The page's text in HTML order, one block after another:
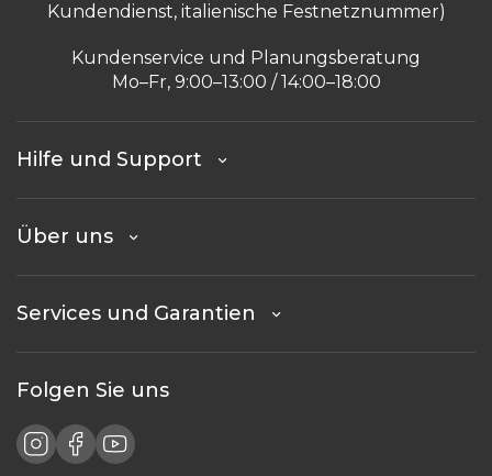
Kundendienst, italienische Festnetznummer)
Kundenservice und Planungsberatung
Mo–Fr, 9:00–13:00 / 14:00–18:00
Hilfe und Support
Über uns
Services und Garantien
Folgen Sie uns